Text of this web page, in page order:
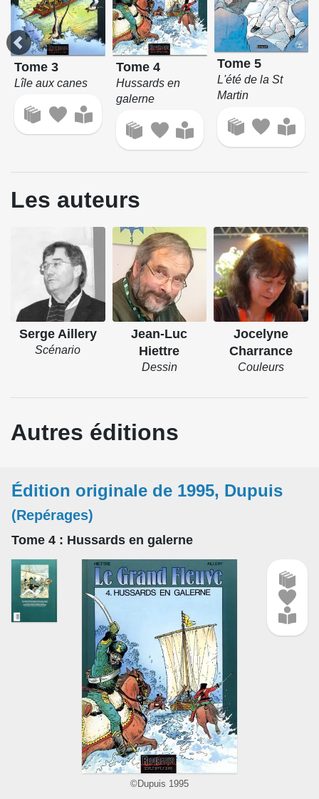
Tome 3
Lîle aux canes
Tome 4
Hussards en
galerne
Tome 5
L'été de la St
Martin
Les auteurs
Serge Aillery
Scénario
Jean-Luc
Hiettre
Dessin
Jocelyne
Charrance
Couleurs
Autres éditions
Édition originale de 1995, Dupuis
(Repérages)
Tome 4 : Hussards en galerne
©Dupuis 1995